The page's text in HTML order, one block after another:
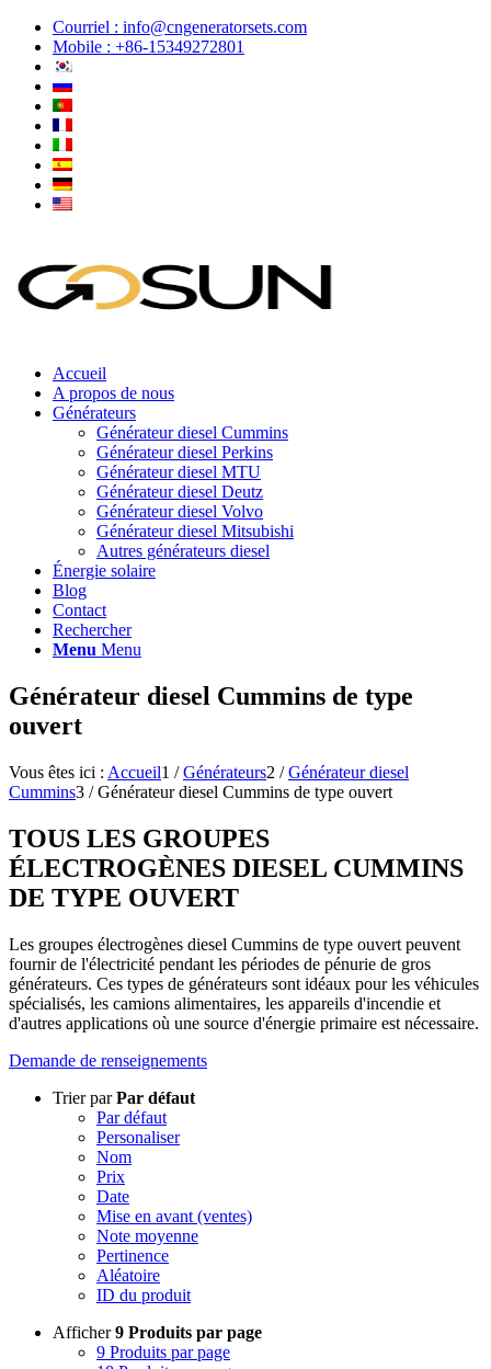
Courriel : info@cngeneratorsets.com
Mobile : +86-15349272801
Accueil
A propos de nous
Générateurs
Générateur diesel Cummins
Générateur diesel Perkins
Générateur diesel MTU
Générateur diesel Deutz
Générateur diesel Volvo
Générateur diesel Mitsubishi
Autres générateurs diesel
Énergie solaire
Blog
Contact
Rechercher
Menu Menu
Générateur diesel Cummins de type
ouvert
Vous êtes ici : Accueil1 / Générateurs2 / Générateur diesel
Cummins3 / Générateur diesel Cummins de type ouvert
TOUS LES GROUPES
ÉLECTROGÈNES DIESEL CUMMINS
DE TYPE OUVERT
Les groupes électrogènes diesel Cummins de type ouvert peuvent
fournir de l'électricité pendant les périodes de pénurie de gros
générateurs. Ces types de générateurs sont idéaux pour les véhicules
spécialisés, les camions alimentaires, les appareils d'incendie et
d'autres applications où une source d'énergie primaire est nécessaire.
Demande de renseignements
Trier parPar défaut
Par défaut
Personaliser
Nom
Prix
Date
Mise en avant (ventes)
Note moyenne
Pertinence
Aléatoire
ID du produit
Afficher9 Produits par page
9 Produits par page